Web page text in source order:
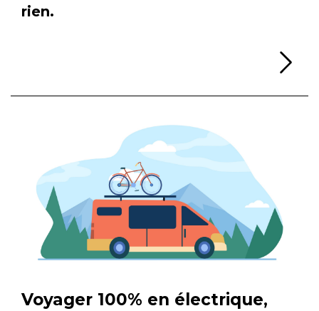
rien.
Voyager 100% en électrique,